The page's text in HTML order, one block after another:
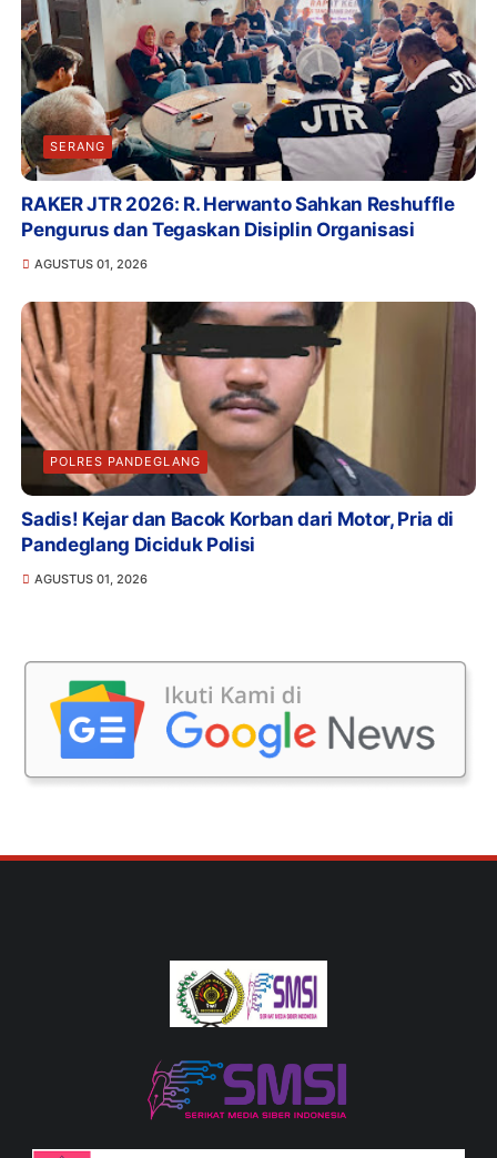
SERANG
RAKER JTR 2026: R. Herwanto Sahkan Reshuffle
Pengurus dan Tegaskan Disiplin Organisasi
AGUSTUS 01, 2026
POLRES PANDEGLANG
Sadis! Kejar dan Bacok Korban dari Motor, Pria di
Pandeglang Diciduk Polisi
AGUSTUS 01, 2026